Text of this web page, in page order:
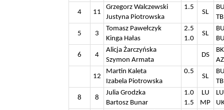
4 11
Grzegorz Walczewski
Justyna Piotrowska
1.5
SL
5 3
Tomasz Pawełczyk
Kinga Hałas
2.5
1.0
SL
6 4
Alicja Żarczyńska
Szymon Armata
DS
12
Martin Kaleta
Izabela Piotrowska
0.5
SL
8 8
Julia Grodzka
Bartosz Bunar
1.0
1.5
LU
MP